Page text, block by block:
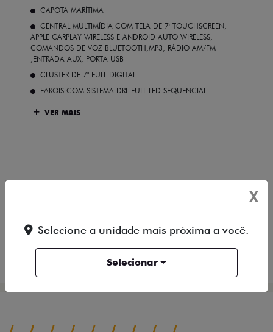
CAPOTA MARÍTIMA
CENTRAL MULTIMÍDIA COM TELA DE 7' TOUCHSCREEN;
APPLE CARPLAY WIRELESS E ANDROID AUTO WIRELESS;
COMANDOS DE VOZ BLUETOOTH,MP3, RÁDIO AM/FM
,ENTRADA AUX, PORTA USB
CLUSTER DE 7" FULL DIGITAL
FAROIS COM SISTEMA DRL FULL LED SEQUENCIAL
VER MAIS
COMPARAR VERSÃO
X
Selecione a unidade mais próxima a você.
Selecionar